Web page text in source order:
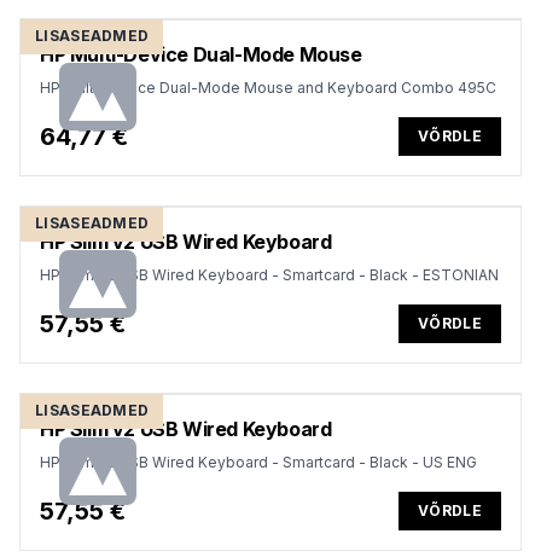
LISASEADMED
HP Multi-Device Dual-Mode Mouse
HP Multi-Device Dual-Mode Mouse and Keyboard Combo 495C
64,77 € VÕRDLE
LISASEADMED
HP Slim v2 USB Wired Keyboard
HP Slim v2 USB Wired Keyboard - Smartcard - Black - ESTONIAN
57,55 € VÕRDLE
LISASEADMED
HP Slim v2 USB Wired Keyboard
HP Slim v2 USB Wired Keyboard - Smartcard - Black - US ENG
57,55 € VÕRDLE